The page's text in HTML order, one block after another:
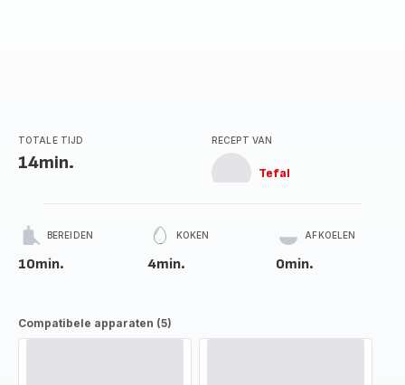
TOTALE TIJD
14min.
RECEPT VAN
Tefal
BEREIDEN
10min.
KOKEN
4min.
AFKOELEN
0min.
Compatibele apparaten (5)